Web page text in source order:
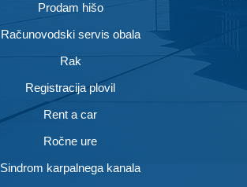
Prodam hišo
Računovodski servis obala
Rak
Registracija plovil
Rent a car
Ročne ure
Sindrom karpalnega kanala